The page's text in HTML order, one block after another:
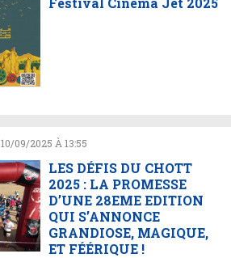
10/09/2025 À 13:55
LES DÉFIS DU CHOTT
2025 : LA PROMESSE
D’UNE 28EME EDITION
QUI S’ANNONCE
GRANDIOSE, MAGIQUE,
ET FÉÉRIQUE !